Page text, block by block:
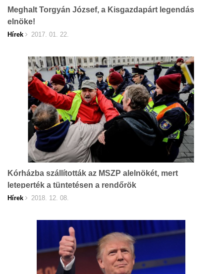
Meghalt Torgyán József, a Kisgazdapárt legendás
elnöke!
Hírek 2017. 01. 22.
Kórházba szállították az MSZP alelnökét, mert
leteperték a tüntetésen a rendőrök
Hírek 2018. 12. 08.